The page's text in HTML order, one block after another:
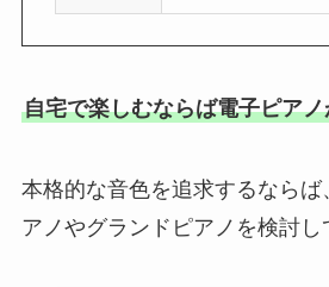
自宅で楽しむならば電子ピア
本格的な音色を追求するなら
アノやグランドピアノを検討し